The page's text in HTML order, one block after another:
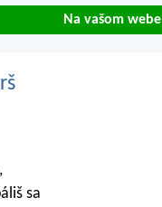
Na vašom webe
sa